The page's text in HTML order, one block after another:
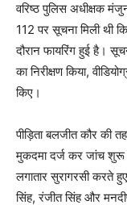
वरिष्ठ पुलिस अधीक्षक
112 पर सूचना मिली थी
दौरान फायरिंग हुई है।
का निरीक्षण किया,
किए।
पीड़िता बलजीत कौर की
मुकदमा दर्ज कर जांच शुरू
लगातार सुरागरसी करते
सिंह, रंजीत सिंह और